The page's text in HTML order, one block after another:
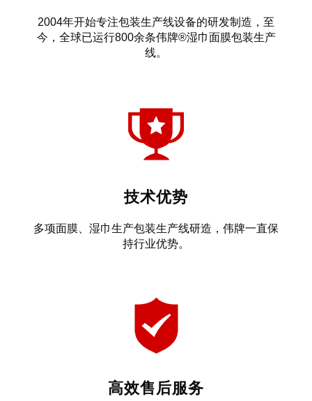
2004年开始专注包装生产线设备的研发制造，至
今，全球已运行800余条伟牌®湿巾面膜包装生产
线。
技术优势
多项面膜、湿巾生产包装生产线研造，伟牌一直保
持行业优势。
高效售后服务